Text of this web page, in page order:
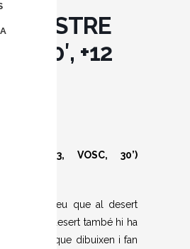
1: 60′, +12
(2023, VOSC, 30’)
Sàhara creu que al desert
Però al desert també hi ha
juguen i que dibuixen i fan